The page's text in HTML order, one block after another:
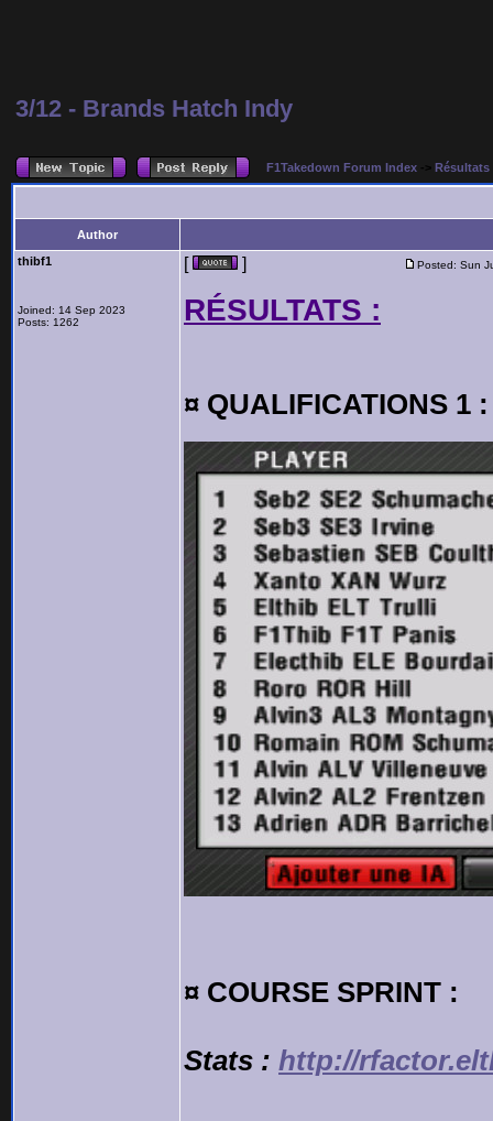
3/12 - Brands Hatch Indy
F1Takedown Forum Index -> Résultats
Author
thibf1
Joined: 14 Sep 2023
Posts: 1262
[ ] Posted: Sun
RÉSULTATS :
¤ QUALIFICATIONS 1 :
¤ COURSE SPRINT :
Stats : http://